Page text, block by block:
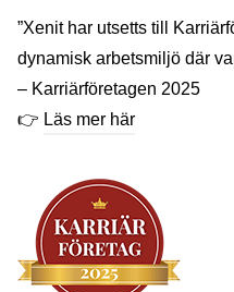
”Xenit har utsetts till
dynamisk arbetsmiljö där
– Karriärföretagen 2025
👉 Läs mer här